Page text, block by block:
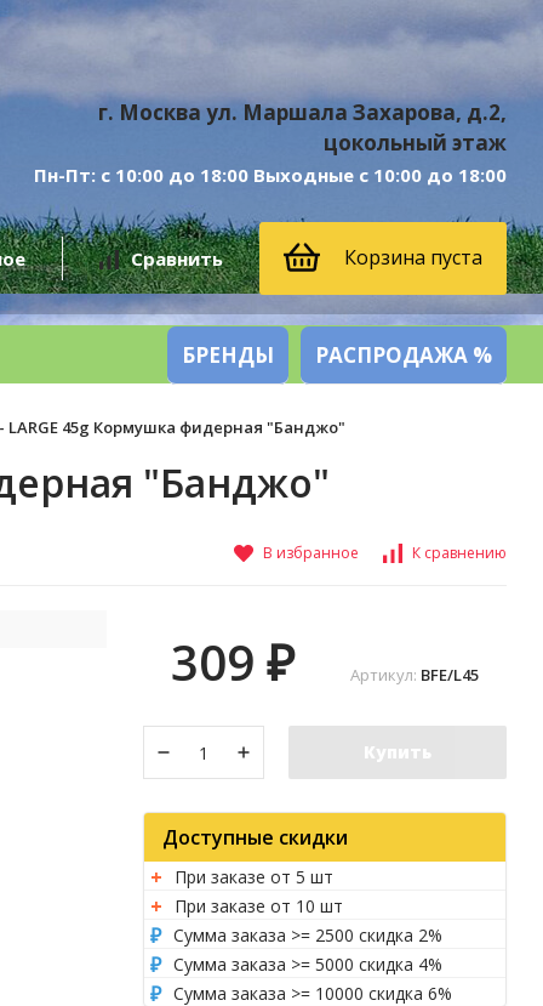
г. Москва ул. Маршала Захарова, д.2,
цокольный этаж
Пн-Пт: с 10:00 до 18:00 Выходные с 10:00 до 18:00
Сравнить Корзина пуста
БРЕНДЫ РАСПРОДАЖА %
- LARGE 45g Кормушка фидерная "Банджо"
"Банджо"
В избранное К сравнению
Артикул: BFE/L45
309 ₽
Купить
Доступные скидки
При заказе от 5 шт
При заказе от 10 шт
Сумма заказа >= 2500 скидка 2%
Сумма заказа >= 5000 скидка 4%
Сумма заказа >= 10000 скидка 6%